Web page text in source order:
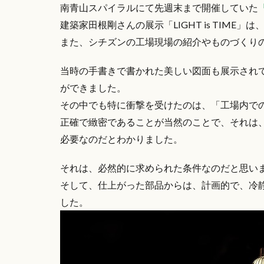
南青山スパイラルにて先週末まで開催していた
建築家田根剛さんの展示「LIGHT is TIME」は
また、シチズンの工場現場の紹介やものづく
当時の手書きで書かれた美しい図面も展示さ
ができました。
その中でも特に衝撃を受けたのは、「工場内で
正確で緻密であることが当然のことで、それ
必要なのだとわかりました。
それは、必然的に求められた条件なのだと思い
そして、仕上がった部品からは、計画的で、
した。